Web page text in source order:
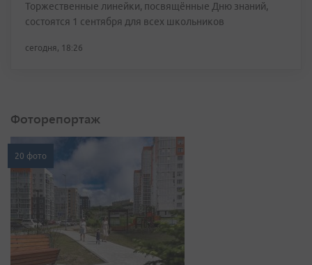
Торжественные линейки, посвящённые Дню знаний,
состоятся 1 сентября для всех школьников
сегодня, 18:26
Фоторепортаж
20 фото